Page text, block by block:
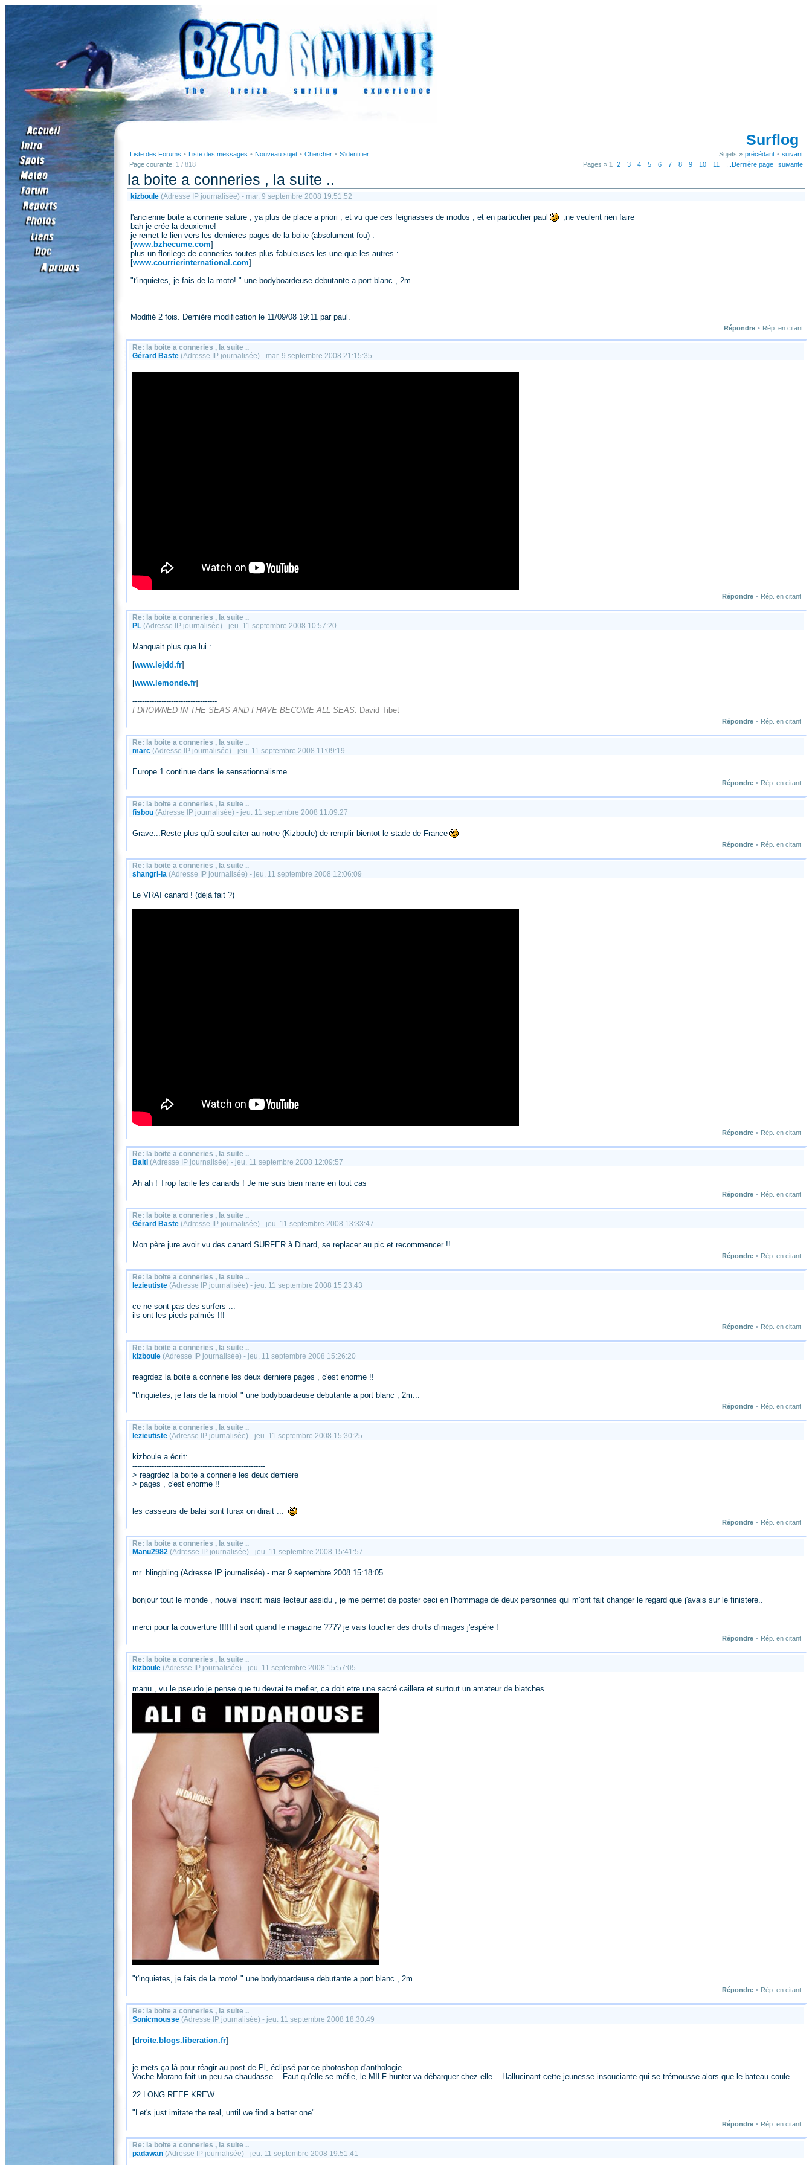
Surflog
Sujets » précédant • suivant
Liste des Forums • Liste des messages • Nouveau sujet • Chercher • S'identifier
Pages » 1 2 3 4 5 6 7 8 9 10 11 ...Dernière page suivante
Page courante: 1 / 818
la boite a conneries , la suite ..
kizboule (Adresse IP journalisée) - mar. 9 septembre 2008 19:51:52
l'ancienne boite a connerie sature , ya plus de place a priori , et vu que ces feignasses de modos , et en particulier paul
,ne veulent rien faire
bah je crée la deuxieme!
je remet le lien vers les dernieres pages de la boite (absolument fou) :
[www.bzhecume.com]
plus un florilege de conneries toutes plus fabuleuses les une que les autres :
[www.courrierinternational.com]
"t'inquietes, je fais de la moto! " une bodyboardeuse debutante a port blanc , 2m...
Modifié 2 fois. Dernière modification le 11/09/08 19:11 par paul.
Répondre • Rép. en citant
Re: la boite a conneries , la suite ..
Gérard Baste (Adresse IP journalisée) - mar. 9 septembre 2008 21:15:35
Répondre • Rép. en citant
Re: la boite a conneries , la suite ..
PL (Adresse IP journalisée) - jeu. 11 septembre 2008 10:57:20
Manquait plus que lui :
[www.lejdd.fr]
[www.lemonde.fr]
-----------------------------------
I DROWNED IN THE SEAS AND I HAVE BECOME ALL SEAS.
David Tibet
Répondre • Rép. en citant
Re: la boite a conneries , la suite ..
marc (Adresse IP journalisée) - jeu. 11 septembre 2008 11:09:19
Europe 1 continue dans le sensationnalisme...
Répondre • Rép. en citant
Re: la boite a conneries , la suite ..
fisbou (Adresse IP journalisée) - jeu. 11 septembre 2008 11:09:27
Grave...Reste plus qu'à souhaiter au notre (Kizboule) de remplir bientot le stade de France
Répondre • Rép. en citant
Re: la boite a conneries , la suite ..
shangri-la (Adresse IP journalisée) - jeu. 11 septembre 2008 12:06:09
Le VRAI canard ! (déjà fait ?)
Répondre • Rép. en citant
Re: la boite a conneries , la suite ..
Balti (Adresse IP journalisée) - jeu. 11 septembre 2008 12:09:57
Ah ah ! Trop facile les canards ! Je me suis bien marre en tout cas
Répondre • Rép. en citant
Re: la boite a conneries , la suite ..
Gérard Baste (Adresse IP journalisée) - jeu. 11 septembre 2008 13:33:47
Mon père jure avoir vu des canard SURFER à Dinard, se replacer au pic et recommencer !!
Répondre • Rép. en citant
Re: la boite a conneries , la suite ..
lezieutiste (Adresse IP journalisée) - jeu. 11 septembre 2008 15:23:43
ce ne sont pas des surfers ...
ils ont les pieds palmés !!!
Répondre • Rép. en citant
Re: la boite a conneries , la suite ..
kizboule (Adresse IP journalisée) - jeu. 11 septembre 2008 15:26:20
reagrdez la boite a connerie les deux derniere pages , c'est enorme !!
"t'inquietes, je fais de la moto! " une bodyboardeuse debutante a port blanc , 2m...
Répondre • Rép. en citant
Re: la boite a conneries , la suite ..
lezieutiste (Adresse IP journalisée) - jeu. 11 septembre 2008 15:30:25
kizboule a écrit:
-------------------------------------------------------
> reagrdez la boite a connerie les deux derniere
> pages , c'est enorme !!
les casseurs de balai sont furax on dirait ...
Répondre • Rép. en citant
Re: la boite a conneries , la suite ..
Manu2982 (Adresse IP journalisée) - jeu. 11 septembre 2008 15:41:57
mr_blingbling (Adresse IP journalisée) - mar 9 septembre 2008 15:18:05
bonjour tout le monde , nouvel inscrit mais lecteur assidu , je me permet de poster ceci en l'hommage de deux personnes qui m'ont fait changer le regard que j'avais sur le finistere..
merci pour la couverture !!!!! il sort quand le magazine ???? je vais toucher des droits d'images j'espère !
Répondre • Rép. en citant
Re: la boite a conneries , la suite ..
kizboule (Adresse IP journalisée) - jeu. 11 septembre 2008 15:57:05
manu , vu le pseudo je pense que tu devrai te mefier, ca doit etre une sacré caillera et surtout un amateur de biatches ...
"t'inquietes, je fais de la moto! " une bodyboardeuse debutante a port blanc , 2m...
Répondre • Rép. en citant
Re: la boite a conneries , la suite ..
Sonicmousse (Adresse IP journalisée) - jeu. 11 septembre 2008 18:30:49
[droite.blogs.liberation.fr]
je mets ça là pour réagir au post de Pl, éclipsé par ce photoshop d'anthologie...
Vache Morano fait un peu sa chaudasse... Faut qu'elle se méfie, le MILF hunter va débarquer chez elle... Hallucinant cette jeunesse insouciante qui se trémousse alors que le bateau coule...
22 LONG REEF KREW
"Let's just imitate the real, until we find a better one"
Répondre • Rép. en citant
Re: la boite a conneries , la suite ..
padawan (Adresse IP journalisée) - jeu. 11 septembre 2008 19:51:41